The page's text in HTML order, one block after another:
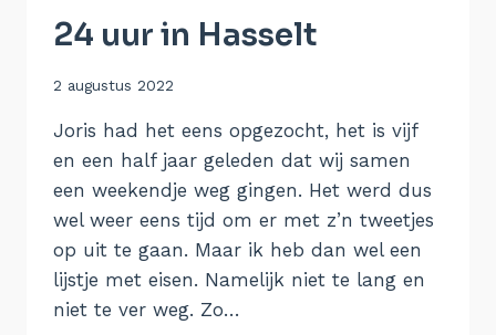
24 uur in Hasselt
Door
2 augustus 2022
Joris had het eens opgezocht, het is vijf
en een half jaar geleden dat wij samen
een weekendje weg gingen. Het werd dus
wel weer eens tijd om er met z’n tweetjes
op uit te gaan. Maar ik heb dan wel een
lijstje met eisen. Namelijk niet te lang en
niet te ver weg. Zo…